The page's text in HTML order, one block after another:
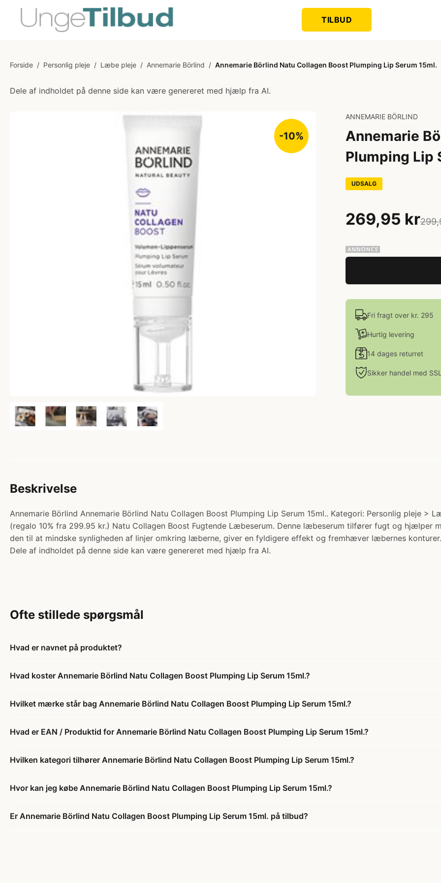
TILBUD
Forside / Personlig pleje / Læbe pleje / Annemarie Börlind / Annemarie Börlind Natu Collagen Boost Plumping Lip Serum 15ml.
Dele af indholdet på denne side kan være genereret med hjælp fra AI.
-10%
ANNEMARIE BÖRLIND
Annemarie
Plumping Lip
UDSALG
269,95 kr
Fri fragt over kr. 295
Hurtig levering
14 dages returret
Sikker handel med SSL
Beskrivelse
Annemarie Börlind Annemarie Börlind Natu Collagen Boost Plumping Lip Serum 15ml.. Kategori: Personlig pleje >
(regalo 10% fra 299.95 kr.) Natu Collagen Boost Fugtende Læbeserum. Denne læbeserum tilfører fugt og hjælper
den til at mindske synligheden af linjer omkring læberne, giver en fyldigere effekt og fremhæver læbernes
Dele af indholdet på denne side kan være genereret med hjælp fra AI.
Ofte stillede spørgsmål
Hvad er navnet på produktet?
Hvad koster Annemarie Börlind Natu Collagen Boost Plumping Lip Serum 15ml.?
Hvilket mærke står bag Annemarie Börlind Natu Collagen Boost Plumping Lip Serum 15ml.?
Hvad er EAN / Produktid for Annemarie Börlind Natu Collagen Boost Plumping Lip Serum 15ml.?
Hvilken kategori tilhører Annemarie Börlind Natu Collagen Boost Plumping Lip Serum 15ml.?
Hvor kan jeg købe Annemarie Börlind Natu Collagen Boost Plumping Lip Serum 15ml.?
Er Annemarie Börlind Natu Collagen Boost Plumping Lip Serum 15ml. på tilbud?